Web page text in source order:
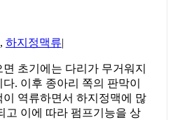
, 하지정맥류|
초기에는 다리가 무거워지
. 이후 종아리 쪽의 판막이
역류하면서 하지정맥에 많
고 이에 따라 펌프기능을 상